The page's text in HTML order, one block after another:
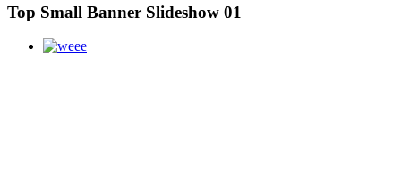
Top Small Banner Slideshow 01